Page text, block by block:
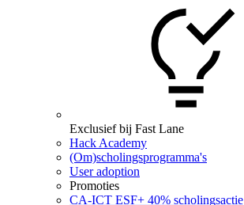
Exclusief bij Fast Lane
Hack Academy
(Om)scholingsprogramma's
User adoption
Promoties
CA‑ICT ESF+ 40% scholingsactie